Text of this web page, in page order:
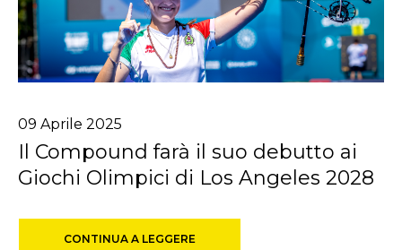
09 Aprile 2025
Il Compound farà il suo debutto ai
Giochi Olimpici di Los Angeles 2028
CONTINUA A LEGGERE